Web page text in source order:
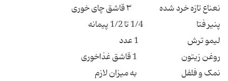
نعناع تازه خرد شده ۳ قاشق چای خوری
پنیر فتا 1/4 تا 1/2 پیمانه
لیمو ترش 1 عدد
روغن زیتون 1 قاشق غذاخوری
نمک و فلفل به میزان لازم